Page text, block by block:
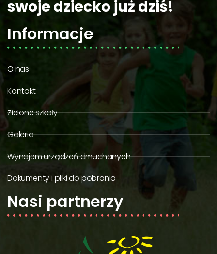
swoje dziecko już dziś!
Informacje
O nas
Kontakt
Zielone szkoły
Galeria
Wynajem urządzeń dmuchanych
Dokumenty i pliki do pobrania
Nasi partnerzy